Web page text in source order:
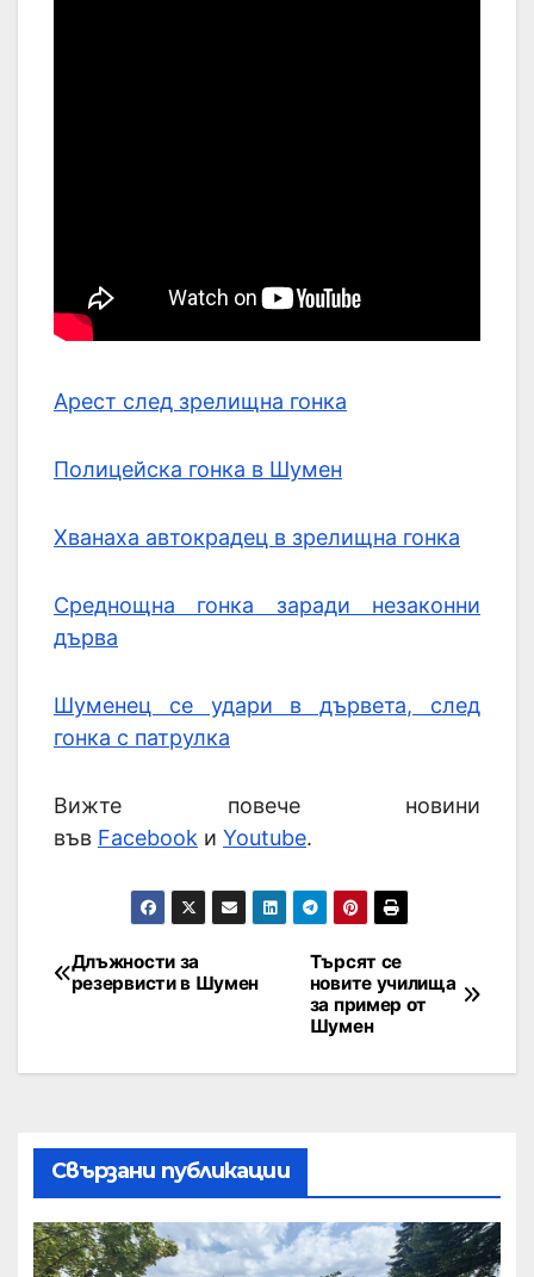
Арест след зрелищна гонка
Полицейска гонка в Шумен
Хванаха автокрадец в зрелищна гонка
Среднощна гонка заради незаконни
дърва
Шуменец се удари в дървета, след
гонка с патрулка
Вижте повече новини
във Facebook и Youtube.
Търсят се
новите училища
за пример от
Шумен
Длъжности за
резервисти в Шумен
Свързани публикации